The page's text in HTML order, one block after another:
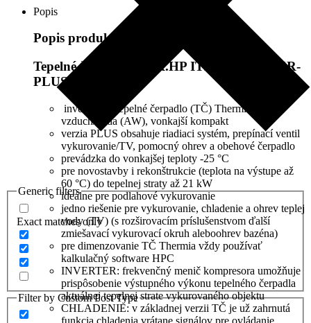
Generic filters
Exact matches only
Filter by Custom Post Type
Popis
Popis produktu
Tepelné čerpadlo IVAR.HP ITEC INVERTER-
PLUS 5kW
inverterové tepelné čerpadlo (TČ) Thermia typu
vzduch/voda (AW), vonkajší kompakt
verzia PLUS obsahuje riadiaci systém, prepínací ventil
vykurovanie/TV, pomocný ohrev a obehové čerpadlo
prevádzka do vonkajšej teploty -25 °C
pre novostavby i rekonštrukcie (teplota na výstupe až
60 °C) do tepelnej straty až 21 kW
ideálne pre podlahové vykurovanie
jedno riešenie pre vykurovanie, chladenie a ohrev teplej
vody (TV) (s rozširovacím príslušenstvom ďalší
zmiešavací vykurovací okruh aleboohrev bazéna)
pre dimenzovanie TČ Thermia vždy používať
kalkulačný software HPC
INVERTER: frekvenčný menič kompresora umožňuje
prispôsobenie výstupného výkonu tepelného čerpadla
aktuálnej tepelnej strate vykurovaného objektu
CHLADENIE: v základnej verzii TČ je už zahrnutá
funkcia chladenia vrátane signálov pre ovládanie